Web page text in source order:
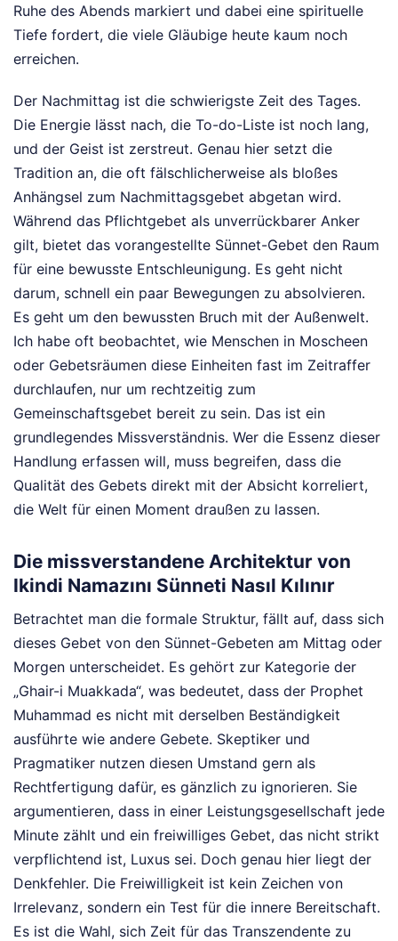
Ruhe des Abends markiert und dabei eine spirituelle
Tiefe fordert, die viele Gläubige heute kaum noch
erreichen.
Der Nachmittag ist die schwierigste Zeit des Tages.
Die Energie lässt nach, die To-do-Liste ist noch lang,
und der Geist ist zerstreut. Genau hier setzt die
Tradition an, die oft fälschlicherweise als bloßes
Anhängsel zum Nachmittagsgebet abgetan wird.
Während das Pflichtgebet als unverrückbarer Anker
gilt, bietet das vorangestellte Sünnet-Gebet den Raum
für eine bewusste Entschleunigung. Es geht nicht
darum, schnell ein paar Bewegungen zu absolvieren.
Es geht um den bewussten Bruch mit der Außenwelt.
Ich habe oft beobachtet, wie Menschen in Moscheen
oder Gebetsräumen diese Einheiten fast im Zeitraffer
durchlaufen, nur um rechtzeitig zum
Gemeinschaftsgebet bereit zu sein. Das ist ein
grundlegendes Missverständnis. Wer die Essenz dieser
Handlung erfassen will, muss begreifen, dass die
Qualität des Gebets direkt mit der Absicht korreliert,
die Welt für einen Moment draußen zu lassen.
Die missverstandene Architektur von
Ikindi Namazını Sünneti Nasıl Kılınır
Betrachtet man die formale Struktur, fällt auf, dass sich
dieses Gebet von den Sünnet-Gebeten am Mittag oder
Morgen unterscheidet. Es gehört zur Kategorie der
„Ghair-i Muakkada“, was bedeutet, dass der Prophet
Muhammad es nicht mit derselben Beständigkeit
ausführte wie andere Gebete. Skeptiker und
Pragmatiker nutzen diesen Umstand gern als
Rechtfertigung dafür, es gänzlich zu ignorieren. Sie
argumentieren, dass in einer Leistungsgesellschaft jede
Minute zählt und ein freiwilliges Gebet, das nicht strikt
verpflichtend ist, Luxus sei. Doch genau hier liegt der
Denkfehler. Die Freiwilligkeit ist kein Zeichen von
Irrelevanz, sondern ein Test für die innere Bereitschaft.
Es ist die Wahl, sich Zeit für das Transzendente zu